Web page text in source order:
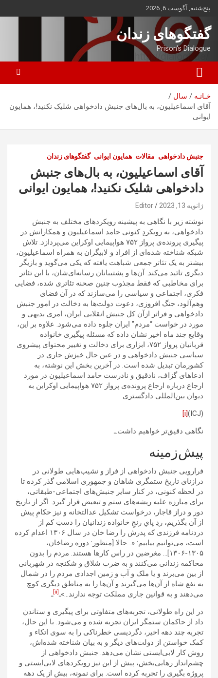
محتوا
بروید
پنج‌شنبه, آگوست 6, 2026
گفتگوهای زندان
Prison's Dialogue
خـانـه
سال
آقای اسماعیلیون، به بال‌های جنبش دادخواهی شلیک نکنید!، همایون
ایوانی
جنبش دادخواهی مقالات همایون ایوانی گفتگوهای زندان
آقای اسماعیلیون، به بال‌های جنبش
دادخواهی شلیک نکنید!، همایون ایوانی
ژانویه 13, 2023 Editor
نوشته زیر با نگاهی به پیشینه رویکردهای مختلف به جنبش
دادخواهی، به رویکردِ کنونی حامد اسماعیلیون و همکارانش در
پیگیری پرونده‌ی پرواز ۷۵۲ هواپیمایی اوکراین می‌پردازد. تلاش
شبکه شناخته شده‌ای از افراد و لابیگران به همراه اسماعیلیون،
بیشتر به یک تئاتر جمعی شباهت یافته که یکی می‌گوید و بازیگر
دیگری تائید می‌کند. آن‌ها و پشتیبانان رسانه‌ای‌شان، با این تئاتر
برای مخاطبی که فقط مجذوب چنین صحنه تئاتری شده، فضایی
فکری، اجتماعی و سیاسی را می‌سازند که در آن فضای
وهم‌آلود، جنگ افروزی، دعوت دولت‌ها به دخالت در امور جنبش
دادخواهی و فراتر ازآن کل جنبش انقلابی ایران، امری بدیهی و
مورد در خواست “مردم” ایران جلوه داده می‌شود. علاوه بر این،
وقایع چند ماه اخیر نشان داده که مسئله پیگیری خانواده
قربانیان پرواز ۷۵۲، ابزاری برای دخالت و تغییر محتوای پیشروی
سیاسی جنبش دادخواهی و در عین حال خیزش جاری در
کشورمان تبدیل شده است. در آخرین بخش این نوشته، به
ادعاهای گزاف، نادقیق و نادرست حامد اسماعیلیون در مورد
ارجاع درباره ارجاع پرونده‌ی پرواز ۷۵۲ هواپیمایی اوکراین به
ديوان بين‌المللى دادگسترى
(ICJ)
[i]
نگاهی دقیق‌تر خواهیم داشت.ـ
پیش‌زمینه
فرارویی جنبش دادخواهی از فراز و نشیب‌هایی طولانی در
درازنای تاریخ ستمگری شاهان و جمهوری اسلامی گذر کرده تا
در لحظه کنونی، در کنار سایر جنبش‌های اجتماعی-طبقاتی،
برای مبارزه علیه ریشه‌های ستم و تبعیض قرار گیرد. اگر از تاریخ
دور و دراز قاجار، درخواست تشکیل عدالتخانه و نیز حکامِ پیش
از آن بگذریم، ردِ پایِ رنجِ خانواده زندانیان را دستِ کم از
دردنامه فرزندی که پدرش را رضا خان در سال ۱۳۰۶ اعدام کرده
است، می‌توانیم بیابیم: «…حالا [منظور: دوره رضاخان،
۱۳۰۵-۱۳۰۶]… مغرضین در راس کارها هستند. مردم را بدون
محاکمه زندانی می‌کنند و به ضرب شلاق و شکنجه در شهربانی
از بین می‌برند و یا ملک و آب و زمین اجدادی مردم را در شمال
به نفع شاه از آن‌ها می‌گیرند و آن‌ها را به مناطق دیگری کوچ
می‌دهند و به قوانین جاری مملکت توجه ندارند…»ـ
ـ
در این راه طولانی، تجربه‌های متفاوتی برای پیگیری و ستاندن
داد از حاکمان ستمگر ایران تجربه شده و می‌شود. با این حال،
تجربه چند دهه اخیر، دگردیسی خطرناکی را به سوی اتکاء و
کمک خواستن از دولت‌های دیگر و به بیان شناخته شده‌اش،
روش کار لابی‌ایستی نشان می‌دهد. جنبش دادخواهی از
چشم‌انداز رهایی‌بخش، پیش از این نیز رویکردهای لابی‌ایستی و
پروژه بگیری را تجربه کرده است. برای نمونه، بیش از یک دهه